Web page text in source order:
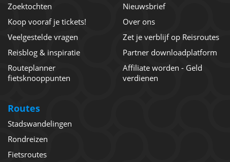
Zoektochten
Koop vooraf je tickets!
Veelgestelde vragen
Reisblog & inspiratie
Routeplanner
fietsknooppunten
Nieuwsbrief
Over ons
Zet je verblijf op Reisroutes
Partner downloadplatform
Affiliate worden - Geld
verdienen
Routes
Stadswandelingen
Rondreizen
Fietsroutes